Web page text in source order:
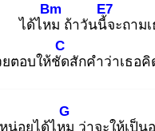
ได้ไหม
Bm
ถ้าวันนี้จ
E7
ะถาม
ตอบให้ชัด
C
สักคำว่าเธอคิ
น่อยได้ไหม
G
ว่าจะให้เป็น